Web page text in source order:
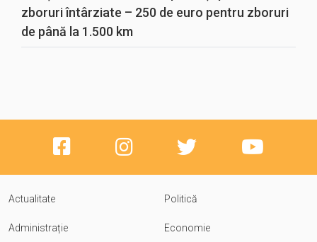
zboruri întârziate – 250 de euro pentru zboruri
de până la 1.500 km
Actualitate Politică
Administrație Economie